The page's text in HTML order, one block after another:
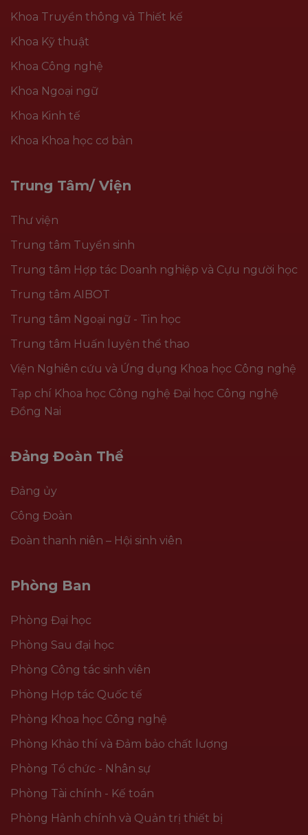
Khoa Truyền thông và Thiết kế
Khoa Kỹ thuật
Khoa Công nghệ
Khoa Ngoại ngữ
Khoa Kinh tế
Khoa Khoa học cơ bản
Trung Tâm/ Viện
Thư viện
Trung tâm Tuyển sinh
Trung tâm Hợp tác Doanh nghiệp và Cựu người học
Trung tâm AIBOT
Trung tâm Ngoại ngữ - Tin học
Trung tâm Huấn luyện thể thao
Viện Nghiên cứu và Ứng dụng Khoa học Công nghệ
Tạp chí Khoa học Công nghệ Đại học Công nghệ
Đồng Nai
Đảng Đoàn Thể
Đảng ủy
Công Đoàn
Đoàn thanh niên – Hội sinh viên
Phòng Ban
Phòng Đại học
Phòng Sau đại học
Phòng Công tác sinh viên
Phòng Hợp tác Quốc tế
Phòng Khoa học Công nghệ
Phòng Khảo thí và Đảm bảo chất lượng
Phòng Tổ chức - Nhân sự
Phòng Tài chính - Kế toán
Phòng Hành chính và Quản trị thiết bị